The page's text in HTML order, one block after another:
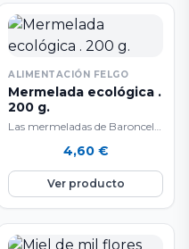
ALIMENTACIÓN FELGO
Mermelada ecológica .
200 g.
Las mermeladas de Baronceli
limitada. Las denominan
"naturaleza envasada" por su
elaboración artesanal en el
valle de Monterrei (Ourense)
siguiendo una receta
tradicional con frutas de
4,60 €
Ver producto